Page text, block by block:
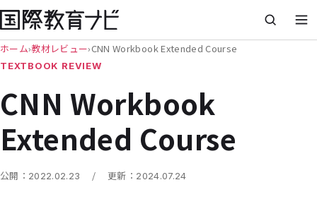
ホーム›教材レビュー›CNN Workbook Extended Course
TEXTBOOK REVIEW
CNN Workbook
Extended Course
公開： 2022.02.23 / 更新： 2024.07.24